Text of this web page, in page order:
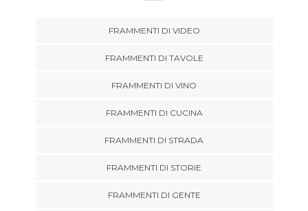
FRAMMENTI DI VIDEO
FRAMMENTI DI TAVOLE
FRAMMENTI DI VINO
FRAMMENTI DI CUCINA
FRAMMENTI DI STRADA
FRAMMENTI DI STORIE
FRAMMENTI DI GENTE